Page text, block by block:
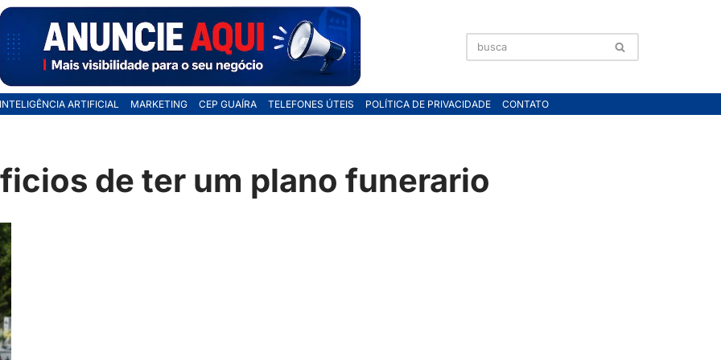
INTELIGÊNCIA ARTIFICIAL MARKETING CEP GUAÍRA TELEFONES ÚTEIS POLÍTICA DE PRIVACIDADE CONTATO
de ter um plano funerario